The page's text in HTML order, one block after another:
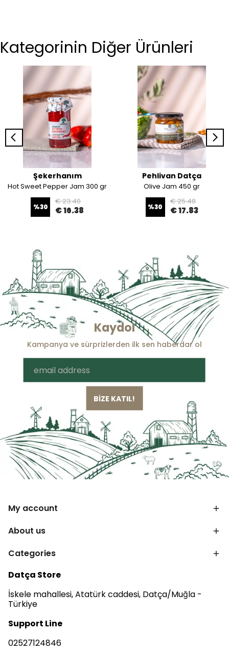
Kategorinin Diğer Ürünleri
Şekerhanım
Hot Sweet Pepper Jam 300 gr
%30
€ 23.40
€ 16.38
Pehlivan Datça
Olive Jam 450 gr
%30
€ 25.48
€ 17.83
Kaydol
Kampanya ve sürprizlerden ilk sen haberdar ol
BİZE KATIL!
My account
About us
Categories
Datça Store
İskele mahallesi, Atatürk caddesi, Datça/Muğla -
Türkiye
Support Line
02527124846